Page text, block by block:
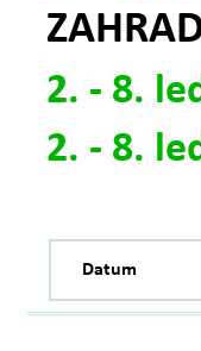
2. - 8.
2. - 8.
Datum